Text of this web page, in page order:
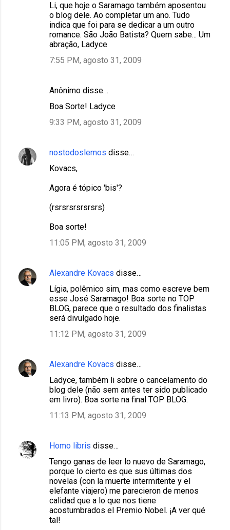
Li, que hoje o Saramago também aposentou
o blog dele. Ao completar um ano. Tudo
indica que foi para se dedicar a um outro
romance. São João Batista? Quem sabe... Um
abração, Ladyce
7:55 PM, agosto 31, 2009
Anônimo disse…
Boa Sorte! Ladyce
9:33 PM, agosto 31, 2009
nostodoslemos disse…
Kovacs,
Agora é tópico 'bis'?
(rsrsrsrsrsrsrs)
Boa sorte!
11:05 PM, agosto 31, 2009
Alexandre Kovacs disse…
Lígia, polêmico sim, mas como escreve bem
esse José Saramago! Boa sorte no TOP
BLOG, parece que o resultado dos finalistas
será divulgado hoje.
11:12 PM, agosto 31, 2009
Alexandre Kovacs disse…
Ladyce, também li sobre o cancelamento do
blog dele (não sem antes ter sido publicado
em livro). Boa sorte na final TOP BLOG.
11:13 PM, agosto 31, 2009
Homo libris disse…
Tengo ganas de leer lo nuevo de Saramago,
porque lo cierto es que sus últimas dos
novelas (con la muerte intermitente y el
elefante viajero) me parecieron de menos
calidad que a lo que nos tiene
acostumbrados el Premio Nobel. ¡A ver qué
tal!